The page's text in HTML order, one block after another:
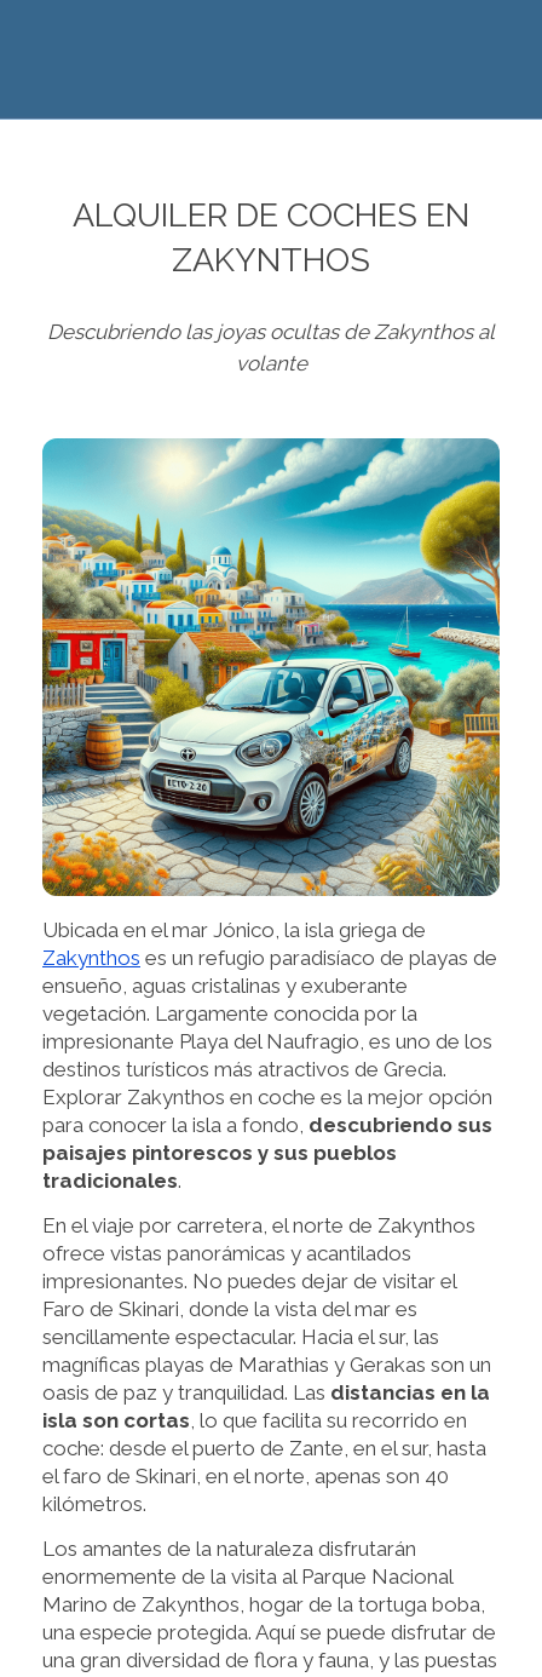
ALQUILER DE COCHES EN
ZAKYNTHOS
Descubriendo las joyas ocultas de Zakynthos al
volante
Ubicada en el mar Jónico, la isla griega de
Zakynthos es un refugio paradisíaco de playas de
ensueño, aguas cristalinas y exuberante
vegetación. Largamente conocida por la
impresionante Playa del Naufragio, es uno de los
destinos turísticos más atractivos de Grecia.
Explorar Zakynthos en coche es la mejor opción
para conocer la isla a fondo, descubriendo sus
paisajes pintorescos y sus pueblos
tradicionales.
En el viaje por carretera, el norte de Zakynthos
ofrece vistas panorámicas y acantilados
impresionantes. No puedes dejar de visitar el
Faro de Skinari, donde la vista del mar es
sencillamente espectacular. Hacia el sur, las
magníficas playas de Marathias y Gerakas son un
oasis de paz y tranquilidad. Las distancias en la
isla son cortas , lo que facilita su recorrido en
coche: desde el puerto de Zante, en el sur, hasta
el faro de Skinari, en el norte, apenas son 40
kilómetros.
Los amantes de la naturaleza disfrutarán
enormemente de la visita al Parque Nacional
Marino de Zakynthos, hogar de la tortuga boba,
una especie protegida. Aquí se puede disfrutar de
una gran diversidad de flora y fauna, y las puestas